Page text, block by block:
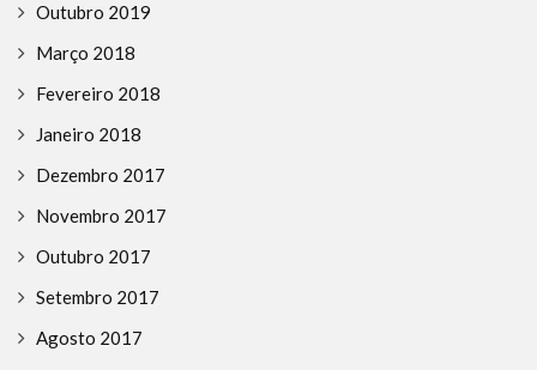
Outubro 2019
Março 2018
Fevereiro 2018
Janeiro 2018
Dezembro 2017
Novembro 2017
Outubro 2017
Setembro 2017
Agosto 2017